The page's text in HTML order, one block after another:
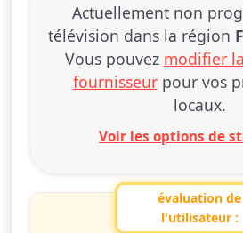
Actuellement non
télévision dans la région
Vous pouvez modifier
fournisseurpour vos
locaux.
Voir les options de
évaluation de
l'utilisateur :